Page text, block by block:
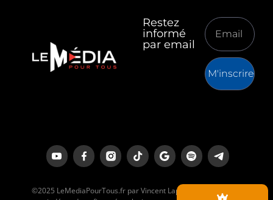
Restez
informé
par email
M'inscrire
©2025 LeMediaPourTous.fr par Vincent Lapierre est un média